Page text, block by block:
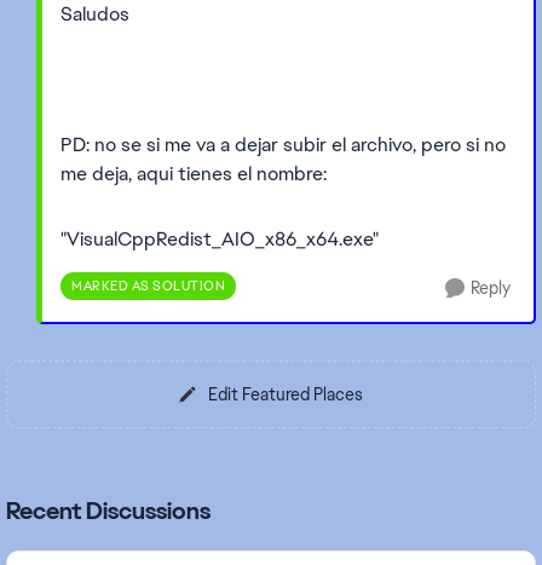
Saludos
PD: no se si me va a dejar subir el archivo, pero si no
me deja, aqui tienes el nombre:
"VisualCppRedist_AIO_x86_x64.exe"
MARKED AS SOLUTION Reply
Edit Featured Places
Recent Discussions